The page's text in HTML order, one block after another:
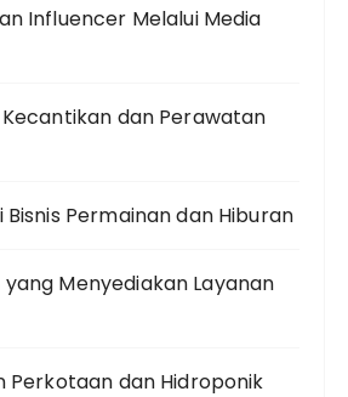
Influencer Melalui Media
dan Perawatan
Permainan dan Hiburan
yang Menyediakan Layanan
Perkotaan dan Hidroponik